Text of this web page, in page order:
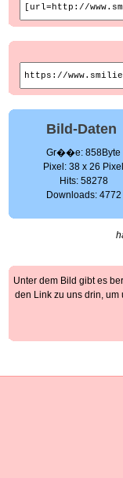
Bild-Daten
Gr��e: 858Byte
Pixel: 38 x 26
Hits: 58278
Downloads: 4772
Unter dem Bild gibt es
den Link zu uns drin,